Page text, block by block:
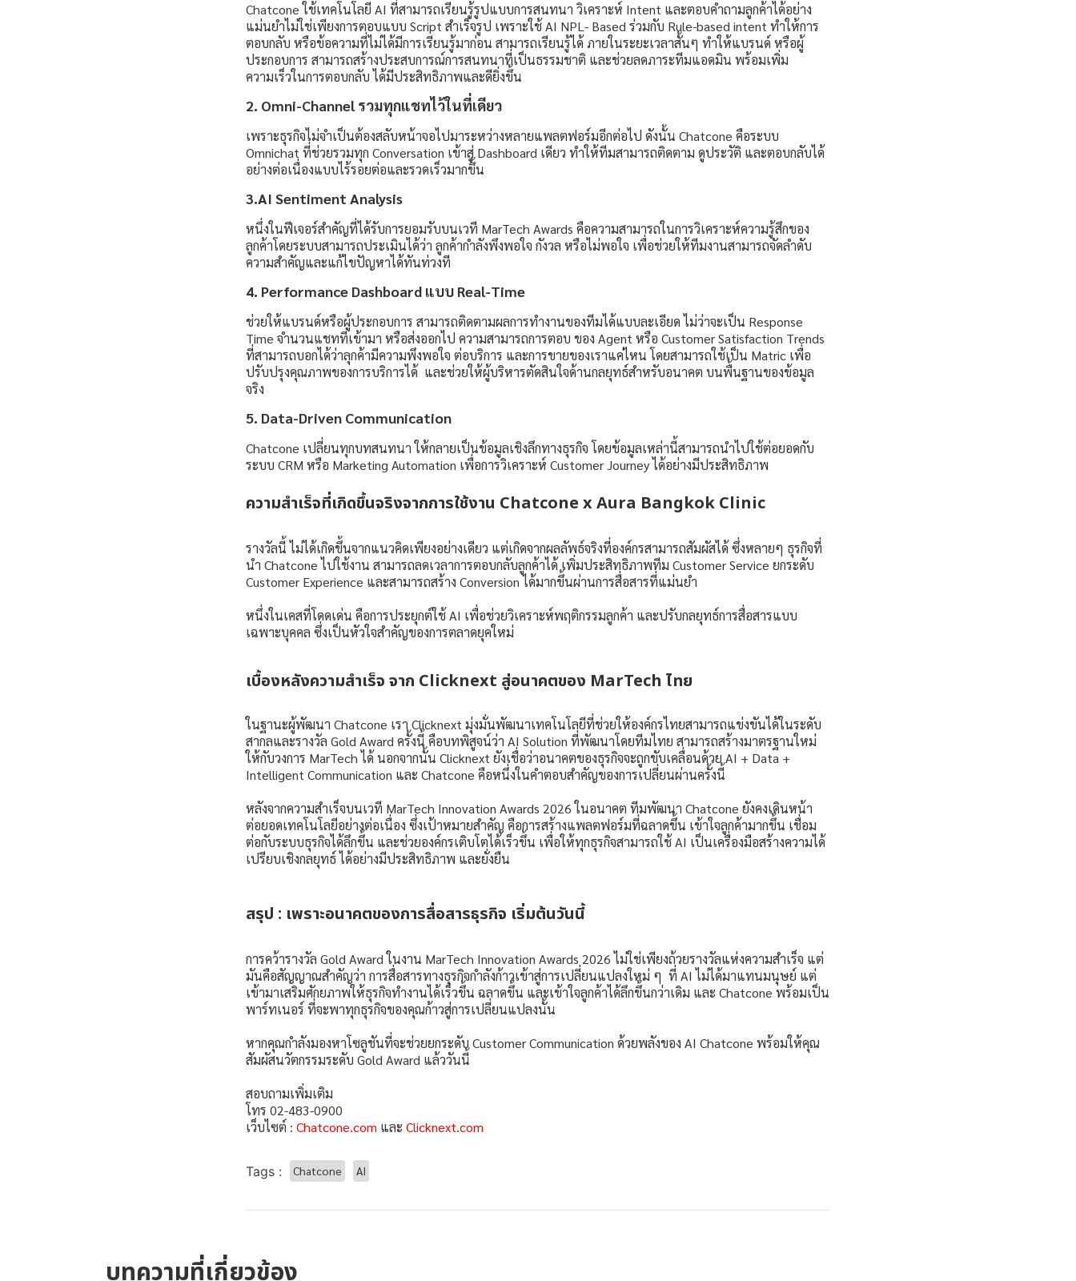
Chatcone ใช้เทคโนโลยี AI ที่สามารถเรียนรู้รูปแบบการสนทนา วิเคราะห์ Intent และตอบคำถามลูกค้าได้อย่าง
แม่นยำไม่ใช่เพียงการตอบแบบ Script สำเร็จรูป เพราะใช้ AI NPL- Based ร่วมกับ Rule-based intent ทำให้การ
ตอบกลับ หรือข้อความที่ไม่ได้มีการเรียนรู้มาก่อน สามารถเรียนรู้ได้ ภายในระยะเวลาสั้นๆ ทำให้แบรนด์ หรือผู้
ประกอบการ สามารถสร้างประสบการณ์การสนทนาที่เป็นธรรมชาติ และช่วยลดภาระทีมแอดมิน พร้อมเพิ่ม
ความเร็วในการตอบกลับ ได้มีประสิทธิภาพและดียิ่งขึ้น
2. Omni-Channel รวมทุกแชทไว้ในที่เดียว
เพราะธุรกิจไม่จำเป็นต้องสลับหน้าจอไปมาระหว่างหลายแพลตฟอร์มอีกต่อไป ดังนั้น Chatcone คือระบบ
Omnichat ที่ช่วยรวมทุก Conversation เข้าสู่ Dashboard เดียว ทำให้ทีมสามารถติดตาม ดูประวัติ และตอบกลับได้
อย่างต่อเนื่องแบบไร้รอยต่อและรวดเร็วมากขึ้น
3.AI Sentiment Analysis
หนึ่งในฟีเจอร์สำคัญที่ได้รับการยอมรับบนเวที MarTech Awards คือความสามารถในการวิเคราะห์ความรู้สึกของ
ลูกค้าโดยระบบสามารถประเมินได้ว่า ลูกค้ากำลังพึงพอใจ กังวล หรือไม่พอใจ เพื่อช่วยให้ทีมงานสามารถจัดลำดับ
ความสำคัญและแก้ไขปัญหาได้ทันท่วงที
4. Performance Dashboard แบบ Real-Time
ช่วยให้แบรนด์หรือผู้ประกอบการ สามารถติดตามผลการทำงานของทีมได้แบบละเอียด ไม่ว่าจะเป็น Response
Time จำนวนแชทที่เข้ามา หรือส่งออกไป ความสามารถการตอบ ของ Agent หรือ Customer Satisfaction Trends
ที่สามารถบอกได้ว่าลุกค้ามีความพึงพอใจ ต่อบริการ และการขายของเราแค่ไหน โดยสามารถใช้เป็น Matric เพื่อ
ปรับปรุงคุณภาพของการบริการได้ และช่วยให้ผู้บริหารตัดสินใจด้านกลยุทธ์สำหรับอนาคต บนพื้นฐานของข้อมูล
จริง
5. Data-Driven Communication
Chatcone เปลี่ยนทุกบทสนทนา ให้กลายเป็นข้อมูลเชิงลึกทางธุรกิจ โดยข้อมูลเหล่านี้สามารถนำไปใช้ต่อยอดกับ
ระบบ CRM หรือ Marketing Automation เพื่อการวิเคราะห์ Customer Journey ได้อย่างมีประสิทธิภาพ
ความสำเร็จที่เกิดขึ้นจริงจากการใช้งาน Chatcone x Aura Bangkok Clinic
รางวัลนี้ ไม่ได้เกิดขึ้นจากแนวคิดเพียงอย่างเดียว แต่เกิดจากผลลัพธ์จริงที่องค์กรสามารถสัมผัสได้ ซึ่งหลายๆ ธุรกิจที่
นำ Chatcone ไปใช้งาน สามารถลดเวลาการตอบกลับลูกค้าได้ เพิ่มประสิทธิภาพทีม Customer Service ยกระดับ
Customer Experience และสามารถสร้าง Conversion ได้มากขึ้นผ่านการสื่อสารที่แม่นยำ
หนึ่งในเคสที่โดดเด่น คือการประยุกต์ใช้ AI เพื่อช่วยวิเคราะห์พฤติกรรมลูกค้า และปรับกลยุทธ์การสื่อสารแบบ
เฉพาะบุคคล ซึ่งเป็นหัวใจสำคัญของการตลาดยุคใหม่
เบื้องหลังความสำเร็จ จาก Clicknext สู่อนาคตของ MarTech ไทย
ในฐานะผู้พัฒนา Chatcone เรา Clicknext มุ่งมั่นพัฒนาเทคโนโลยีที่ช่วยให้องค์กรไทยสามารถแข่งขันได้ในระดับ
สากลและรางวัล Gold Award ครั้งนี้ คือบทพิสูจน์ว่า AI Solution ที่พัฒนาโดยทีมไทย สามารถสร้างมาตรฐานใหม่
ให้กับวงการ MarTech ได้ นอกจากนั้น Clicknext ยังเชื่อว่าอนาคตของธุรกิจจะถูกขับเคลื่อนด้วย AI + Data +
Intelligent Communication และ Chatcone คือหนึ่งในคำตอบสำคัญของการเปลี่ยนผ่านครั้งนี้
หลังจากความสำเร็จบนเวที MarTech Innovation Awards 2026 ในอนาคต ทีมพัฒนา Chatcone ยังคงเดินหน้า
ต่อยอดเทคโนโลยีอย่างต่อเนื่อง ซึ่งเป้าหมายสำคัญ คือการสร้างแพลตฟอร์มที่ฉลาดขึ้น เข้าใจลูกค้ามากขึ้น เชื่อม
ต่อกับระบบธุรกิจได้ลึกขึ้น และช่วยองค์กรเติบโตได้เร็วขึ้น เพื่อให้ทุกธุรกิจสามารถใช้ AI เป็นเครื่องมือสร้างความได้
เปรียบเชิงกลยุทธ์ ได้อย่างมีประสิทธิภาพ และยั่งยืน
สรุป : เพราะอนาคตของการสื่อสารธุรกิจ เริ่มต้นวันนี้
การคว้ารางวัล Gold Award ในงาน MarTech Innovation Awards 2026 ไม่ใช่เพียงถ้วยรางวัลแห่งความสำเร็จ แต่
มันคือสัญญาณสำคัญว่า การสื่อสารทางธุรกิจกำลังก้าวเข้าสู่การเปลี่ยนแปลงใหม่ ๆ ที่ AI ไม่ได้มาแทนมนุษย์ แต่
เข้ามาเสริมศักยภาพให้ธุรกิจทำงานได้เร็วขึ้น ฉลาดขึ้น และเข้าใจลูกค้าได้ลึกขึ้นกว่าเดิม และ Chatcone พร้อมเป็น
พาร์ทเนอร์ ที่จะพาทุกธุรกิจของคุณก้าวสู่การเปลี่ยนแปลงนั้น
หากคุณกำลังมองหาโซลูชันที่จะช่วยยกระดับ Customer Communication ด้วยพลังของ AI Chatcone พร้อมให้คุณ
สัมผัสนวัตกรรมระดับ Gold Award แล้ววันนี้
สอบถามเพิ่มเติม
โทร 02-483-0900
เว็บไซต์ : Chatcone.com และ Clicknext.com
Tags : Chatcone AI
บทความที่เกี่ยวข้อง